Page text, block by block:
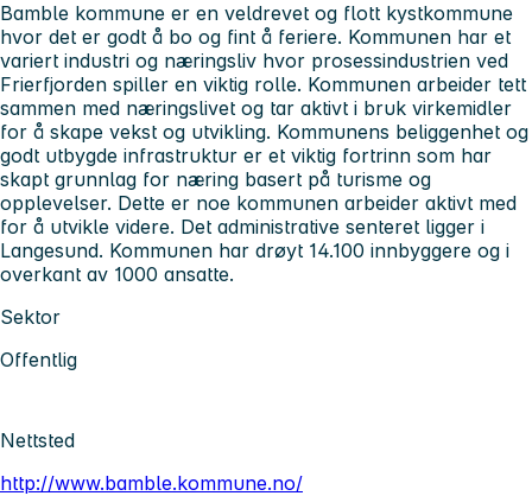
Bamble kommune er en veldrevet og flott kystkommune
hvor det er godt å bo og fint å feriere. Kommunen har et
variert industri og næringsliv hvor prosessindustrien ved
Frierfjorden spiller en viktig rolle. Kommunen arbeider tett
sammen med næringslivet og tar aktivt i bruk virkemidler
for å skape vekst og utvikling. Kommunens beliggenhet og
godt utbygde infrastruktur er et viktig fortrinn som har
skapt grunnlag for næring basert på turisme og
opplevelser. Dette er noe kommunen arbeider aktivt med
for å utvikle videre. Det administrative senteret ligger i
Langesund. Kommunen har drøyt 14.100 innbyggere og i
overkant av 1000 ansatte.
Sektor
Offentlig
Nettsted
http://www.bamble.kommune.no/